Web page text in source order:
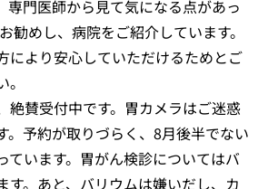
専門医師から見て気になる点があっ
勧めし、病院をご紹介しています。
により安心していただけるためとご
絶賛受付中です。胃カメラはご迷惑
。予約が取りづらく、8月後半でない
ています。胃がん検診についてはバ
す。あと、バリウムは嫌いだし、カ